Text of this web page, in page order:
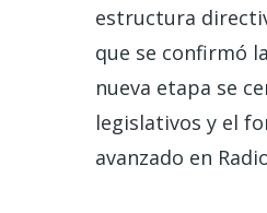
estructura
que se confirmó
nueva etapa se
legislativos y el
avanzado en